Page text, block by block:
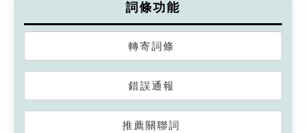
詞條功能
轉寄詞條
錯誤通報
推薦關聯詞